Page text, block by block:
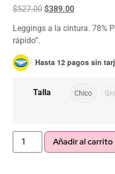
$527.00 $389.00
Leggings a la cintura. 78%
rápido”.
Hasta 12 pagos sin
Talla Chico
Añadir al carrito